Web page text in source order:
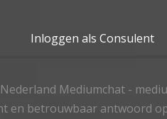
Inloggen als Consulent
Mediumchat -
en betrouwbaar antwoord